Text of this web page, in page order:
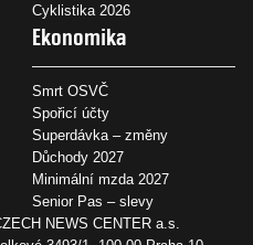
Cyklistika 2026
Ekonomika
Smrt OSVČ
Spořicí účty
Superdávka – změny
Důchody 2027
Minimální mzda 2027
Senior Pas – slevy
NEWS CENTER a.s.